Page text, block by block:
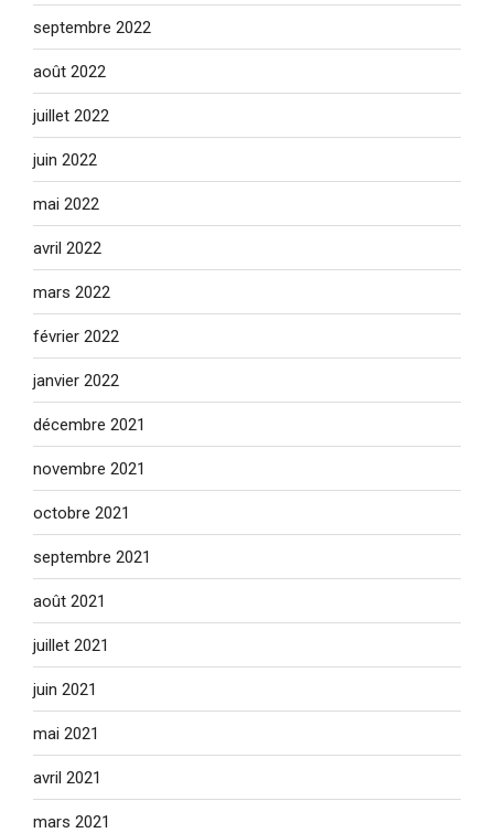
septembre 2022
août 2022
juillet 2022
juin 2022
mai 2022
avril 2022
mars 2022
février 2022
janvier 2022
décembre 2021
novembre 2021
octobre 2021
septembre 2021
août 2021
juillet 2021
juin 2021
mai 2021
avril 2021
mars 2021